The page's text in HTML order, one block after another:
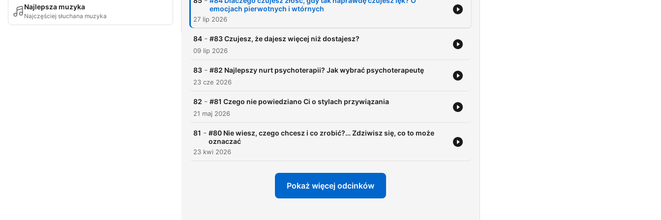
Najlepsza muzyka
Najczęściej słuchana muzyka
emocjach pierwotnych i wtórnych
27 lip 2026
84 - #83 Czujesz, że dajesz więcej niż dostajesz?
09 lip 2026
83 - #82 Najlepszy nurt psychoterapii? Jak wybrać psychoterapeutę
23 cze 2026
82 - #81 Czego nie powiedziano Ci o stylach przywiązania
21 maj 2026
81 - #80 Nie wiesz, czego chcesz i co zrobić?… Zdziwisz się, co to może
oznaczać
23 kwi 2026
Pokaż więcej odcinków